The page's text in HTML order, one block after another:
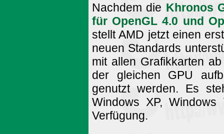
Nachdem die Khronos
für OpenGL 4.0 und
stellt AMD jetzt einen
neuen Standards
mit allen Grafikkarten
der gleichen GPU
genutzt werden. Es
Windows XP,
Verfügung.